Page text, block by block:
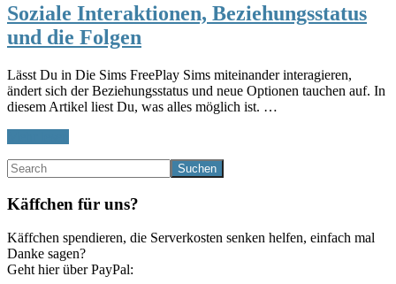
Soziale Interaktionen, Beziehungsstatus
und die Folgen
Lässt Du in Die Sims FreePlay Sims miteinander interagieren,
ändert sich der Beziehungsstatus und neue Optionen tauchen auf. In
diesem Artikel liest Du, was alles möglich ist. …
Interaktionen,
die
Folgen
Haupt-
Sidebar
Search
Käffchen für uns?
Käffchen spendieren, die Serverkosten senken helfen, einfach mal
Danke sagen?
Geht hier über PayPal: